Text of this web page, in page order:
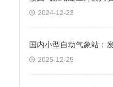
2024-12-23
2025-12-25